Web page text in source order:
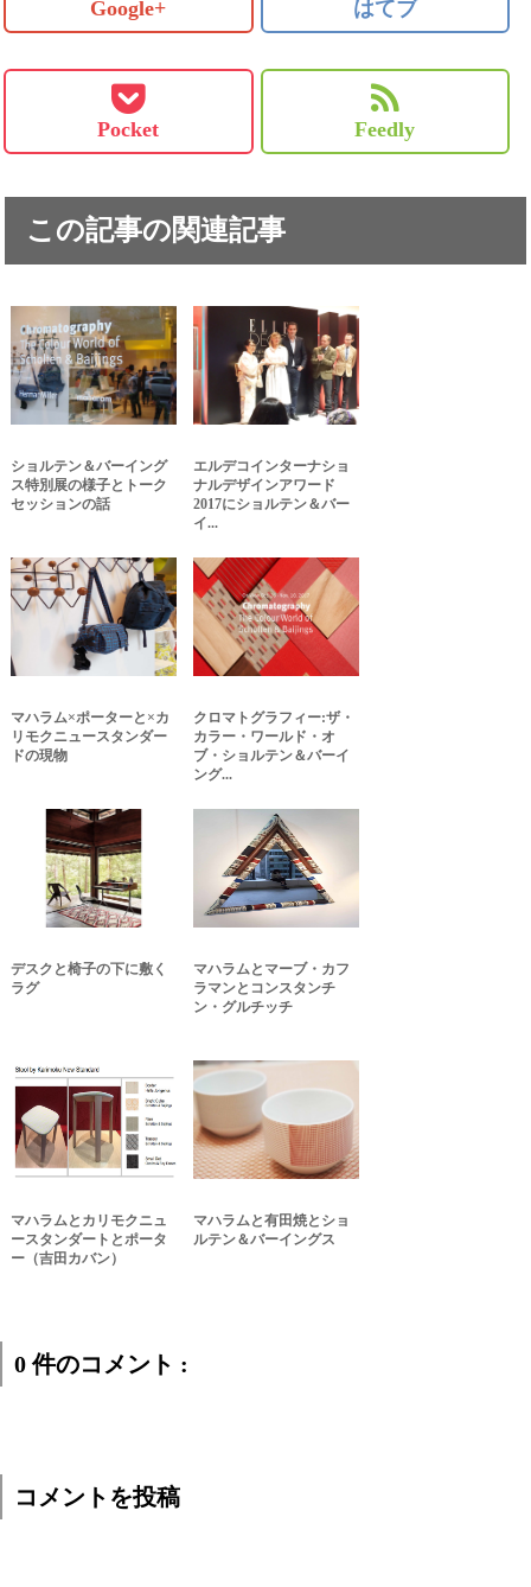
Google+ はてブ
Pocket Feedly
この記事の関連記事
ショルテン＆バーイング
ス特別展の様子とトーク
セッションの話
エルデコインターナショ
ナルデザインアワード
2017にショルテン＆バー
イ...
マハラム×ポーターと×カ
リモクニュースタンダー
ドの現物
クロマトグラフィー:ザ・
カラー・ワールド・オ
ブ・ショルテン＆バーイ
ング...
デスクと椅子の下に敷く
ラグ
マハラムとマーブ・カフ
ラマンとコンスタンチ
ン・グルチッチ
マハラムとカリモクニュ
ースタンダートとポータ
ー（吉田カバン）
マハラムと有田焼とショ
ルテン＆バーイングス
0 件のコメント :
コメントを投稿